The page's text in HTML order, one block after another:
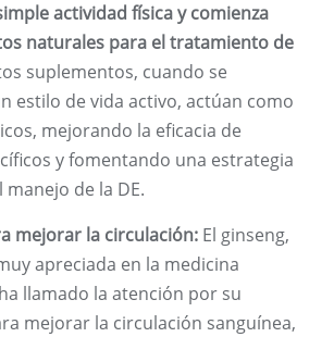
actividad física y comienza
naturales para el tratamiento de
suplementos, cuando se
estilo de vida activo, actúan como
mejorando la eficacia de
y fomentando una estrategia
de la DE.
mejorar la circulación: El ginseng,
apreciada en la medicina
llamado la atención por su
mejorar la circulación sanguínea,